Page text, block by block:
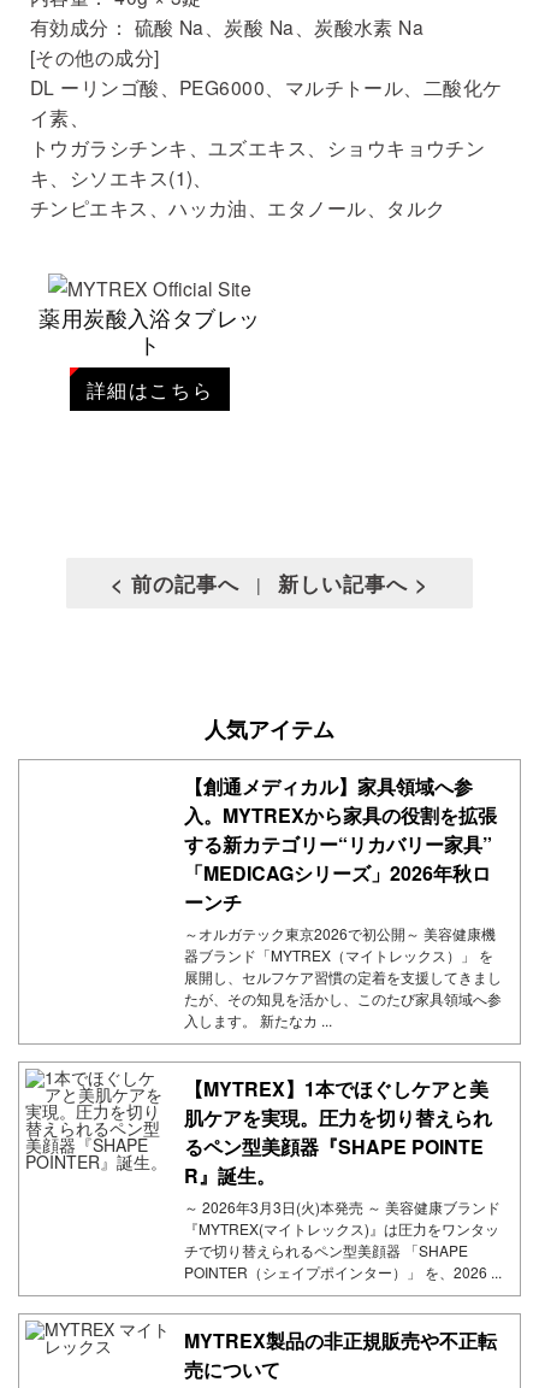
有効成分： 硫酸 Na、炭酸 Na、炭酸水素 Na
[その他の成分]
DL ーリンゴ酸、PEG6000、マルチトール、二酸化ケ
イ素、
トウガラシチンキ、ユズエキス、ショウキョウチン
キ、シソエキス(1)、
チンピエキス、ハッカ油、エタノール、タルク
薬用炭酸入浴タブレッ
ト
詳細はこちら
< 前の記事へ | 新しい記事へ >
人気アイテム
【創通メディカル】家具領域へ参
入。MYTREXから家具の役割を拡張
する新カテゴリー“リカバリー家具”
「MEDICAGシリーズ」2026年秋ロ
ーンチ
～オルガテック東京2026で初公開～ 美容健康機
器ブランド「MYTREX（マイトレックス）」 を
展開し、セルフケア習慣の定着を支援してきまし
たが、その知見を活かし、このたび家具領域へ参
入します。 新たなカ ...
【MYTREX】1本でほぐしケアと美
肌ケアを実現。圧力を切り替えられ
るペン型美顔器『SHAPE POINTE
R』誕生。
～ 2026年3月3日(火)本発売 ～ 美容健康ブランド
『MYTREX(マイトレックス)』は圧力をワンタッ
チで切り替えられるペン型美顔器 「SHAPE
POINTER（シェイプポインター）」 を、2026 ...
MYTREX製品の非正規販売や不正転
売について